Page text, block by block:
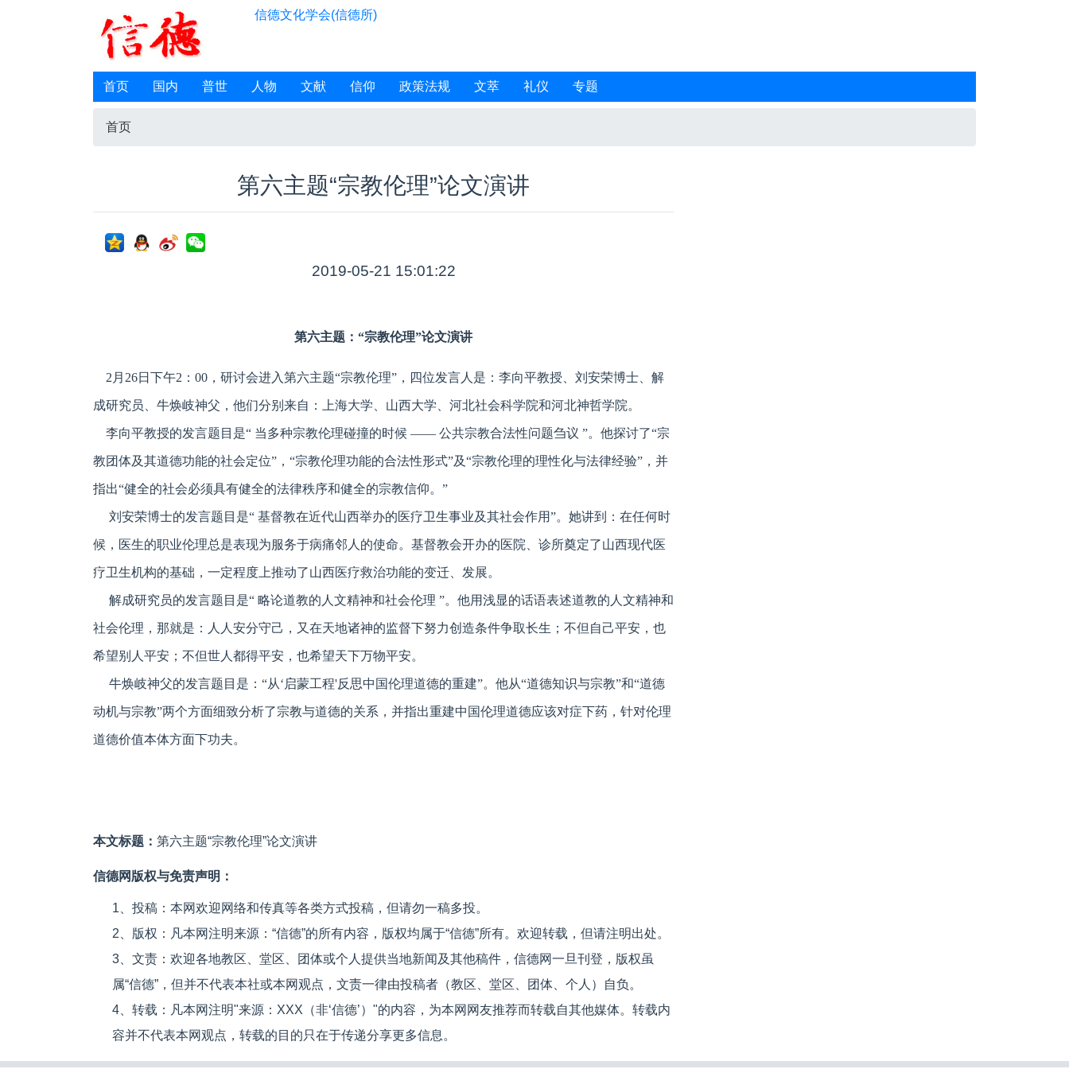
信德文化学会(信德所)
首页 国内 普世 人物 文献 信仰 政策法规 文萃 礼仪 专题
首页
第六主题“宗教伦理”论文演讲
2019-05-21 15:01:22
第六主题：“宗教伦理”论文演讲
2月26日下午2：00，研讨会进入第六主题“宗教伦理”，四位发言人是：李向平教授、刘安荣博士、解
成研究员、牛焕岐神父，他们分别来自：上海大学、山西大学、河北社会科学院和河北神哲学院。
李向平教授的发言题目是“ 当多种宗教伦理碰撞的时候 —— 公共宗教合法性问题刍议 ”。他探讨了“宗
教团体及其道德功能的社会定位”，“宗教伦理功能的合法性形式”及“宗教伦理的理性化与法律经验”，并
指出“健全的社会必须具有健全的法律秩序和健全的宗教信仰。”
刘安荣博士的发言题目是“ 基督教在近代山西举办的医疗卫生事业及其社会作用”。她讲到：在任何时
候，医生的职业伦理总是表现为服务于病痛邻人的使命。基督教会开办的医院、诊所奠定了山西现代医
疗卫生机构的基础，一定程度上推动了山西医疗救治功能的变迁、发展。
解成研究员的发言题目是“ 略论道教的人文精神和社会伦理 ”。他用浅显的话语表述道教的人文精神和
社会伦理，那就是：人人安分守己，又在天地诸神的监督下努力创造条件争取长生；不但自己平安，也
希望别人平安；不但世人都得平安，也希望天下万物平安。
牛焕岐神父的发言题目是：“从‘启蒙工程'反思中国伦理道德的重建”。他从“道德知识与宗教”和“道德
动机与宗教”两个方面细致分析了宗教与道德的关系，并指出重建中国伦理道德应该对症下药，针对伦理
道德价值本体方面下功夫。
本文标题： 第六主题“宗教伦理”论文演讲
信德网版权与免责声明：
1、投稿：本网欢迎网络和传真等各类方式投稿，但请勿一稿多投。
2、版权：凡本网注明来源：“信德”的所有内容，版权均属于“信德”所有。欢迎转载，但请注明出处。
3、文责：欢迎各地教区、堂区、团体或个人提供当地新闻及其他稿件，信德网一旦刊登，版权虽
属“信德”，但并不代表本社或本网观点，文责一律由投稿者（教区、堂区、团体、个人）自负。
4、转载：凡本网注明"来源：XXX（非‘信德’）"的内容，为本网网友推荐而转载自其他媒体。转载内
容并不代表本网观点，转载的目的只在于传递分享更多信息。